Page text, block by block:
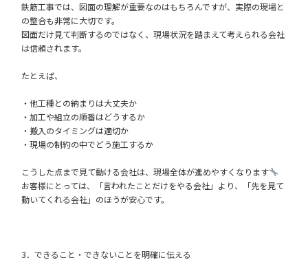
鉄筋工事では、図面の理解が重要なのはもちろんですが、実際の現場と
の整合も非常に大切です。
図面だけ見て判断するのではなく、現場状況を踏まえて考えられる会社
は信頼されます。
たとえば、
・他工種との納まりは大丈夫か
・加工や組立の順番はどうするか
・搬入のタイミングは適切か
・現場の制約の中でどう施工するか
こうした点まで見て動ける会社は、現場全体が進めやすくなります
お客様にとっては、「言われたことだけをやる会社」より、「先を見て
動いてくれる会社」のほうが安心です。
3．できること・できないことを明確に伝える